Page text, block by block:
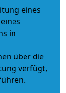
eines
in
über die
verfügt,